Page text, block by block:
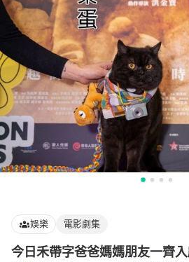
娛樂 電影劇集
今日禾帶字爸爸媽媽朋友一齊入